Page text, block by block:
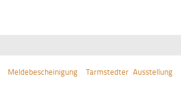
Meldebescheinigung Tarmstedter Ausstellung